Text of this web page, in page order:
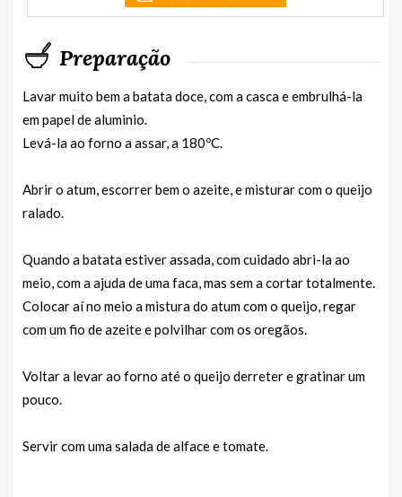
Preparação
Lavar muito bem a batata doce, com a casca e embrulhá-la
em papel de aluminio.
Levá-la ao forno a assar, a 180ºC.
Abrir o atum, escorrer bem o azeite, e misturar com o queijo
ralado.
Quando a batata estiver assada, com cuidado abri-la ao
meio, com a ajuda de uma faca, mas sem a cortar totalmente.
Colocar aí no meio a mistura do atum com o queijo, regar
com um fio de azeite e polvilhar com os oregãos.
Voltar a levar ao forno até o queijo derreter e gratinar um
pouco.
Servir com uma salada de alface e tomate.